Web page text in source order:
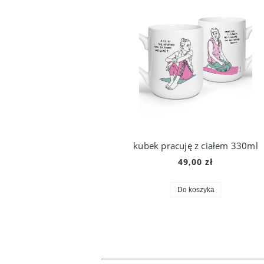
kubek pracuję z ciałem 330ml
49,00 zł
Do koszyka